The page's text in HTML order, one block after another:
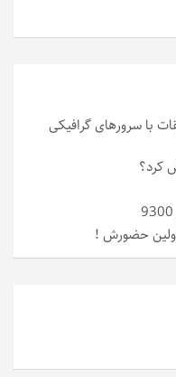
با سرورهای گرافیکی
کرد؟
اولین حضورش !